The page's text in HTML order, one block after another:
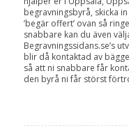
begravningsbyrå, skicka
’begär offert’ ovan så
snabbare kan du även
Begravningssidans.se’s
blir då kontaktad av
så att ni snabbare får
den byrå ni får störst